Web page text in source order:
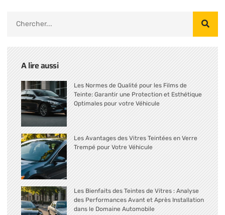
A lire aussi
Les Normes de Qualité pour les Films de
Teinte: Garantir une Protection et Esthétique
Optimales pour votre Véhicule
Les Avantages des Vitres Teintées en Verre
Trempé pour Votre Véhicule
Les Bienfaits des Teintes de Vitres : Analyse
des Performances Avant et Après Installation
dans le Domaine Automobile